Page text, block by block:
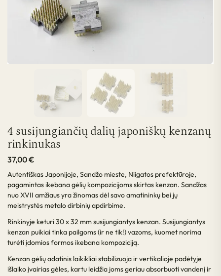
4 susijungiančių dalių japoniškų kenzanų
rinkinukas
37,00€
Autentiškas Japonijoje, Sandžo mieste, Niigatos prefektūroje,
pagamintas ikebana gėlių kompozicijoms skirtas kenzan. Sandžas
nuo XVII amžiaus yra žinomas dėl savo amatininkų bei jų
meistrystės metalo dirbinių apdirbime.
Rinkinyje keturi 30 x 32 mm susijungiantys kenzan. Susijungiantys
kenzan puikiai tinka pailgoms (ir ne tik!) vazoms, kuomet norima
turėti įdomios formos ikebana kompoziciją.
Kenzan gėlių adatinis laikikliai stabilizuoja ir vertikalioje padėtyje
išlaiko įvairias gėles, kartu leidžia joms geriau absorbuoti vandenį ir